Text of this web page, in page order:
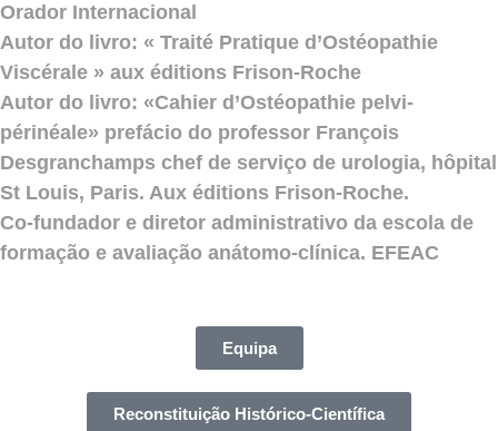
Orador Internacional
Autor do livro: « Traité Pratique d’Ostéopathie
Viscérale » aux éditions Frison-Roche
Autor do livro: «Cahier d’Ostéopathie pelvi-
périnéale» prefácio do professor François
Desgranchamps chef de serviço de urologia, hôpital
St Louis, Paris. Aux éditions Frison-Roche.
Co-fundador e diretor administrativo da escola de
formação e avaliação anátomo-clínica. EFEAC
Equipa
Reconstituição Histórico-Científica